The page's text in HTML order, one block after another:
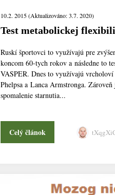
10.2. 2015 (Aktualizováno: 3.7. 2020)
Test metabolickej
Ruskí športovci to využívajú pre
koncom 60-tych rokov a následne to
VASPER. Dnes to využívajú
Phelpsa a Lanca Armstronga.
spomalenie starnutia...
Celý článok